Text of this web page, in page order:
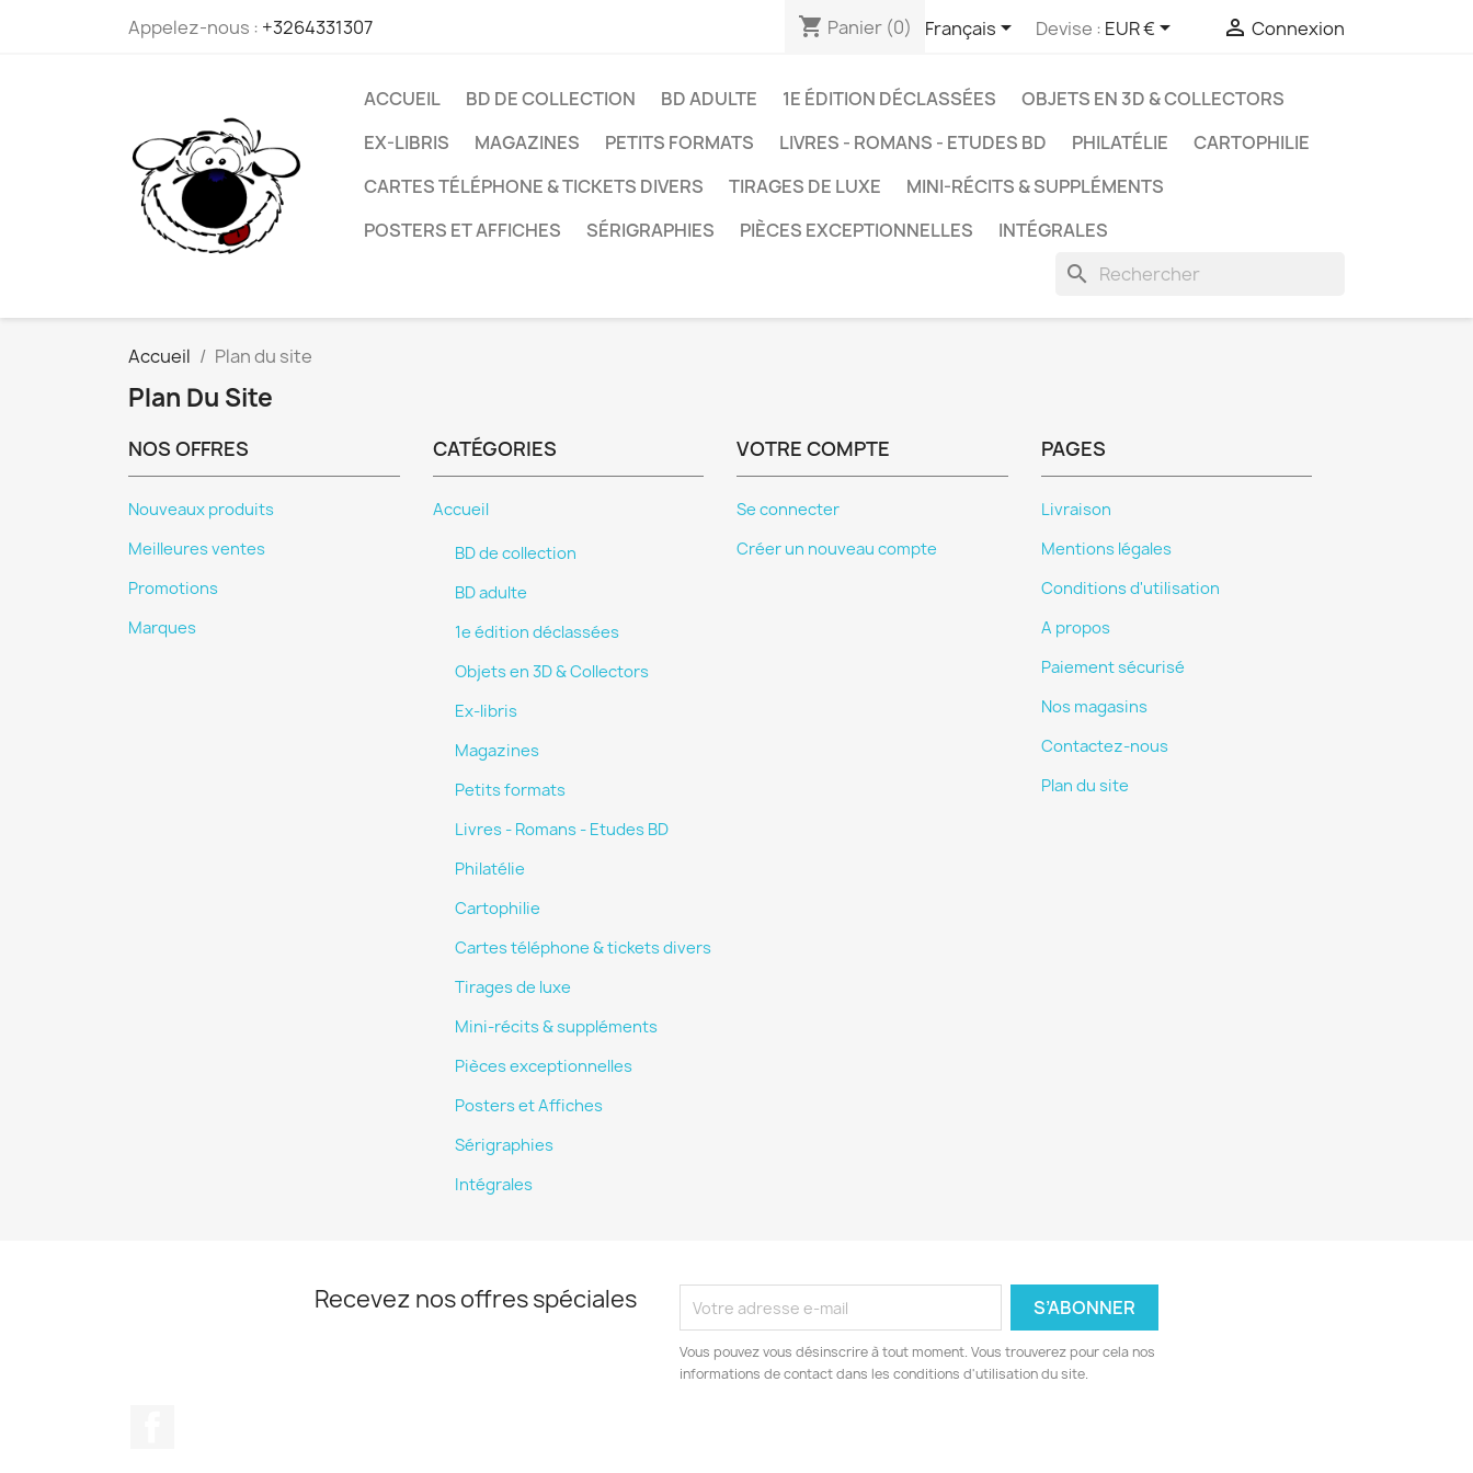
Appelez-nous : +3264331307 shopping_cart Panier (0) Français Devise : EUR €  Connexion
ACCUEIL BD DE COLLECTION BD ADULTE 1E ÉDITION DÉCLASSÉES
OBJETS EN 3D & COLLECTORS
EX-LIBRIS
MAGAZINES PETITS FORMATS LIVRES - ROMANS - ETUDES BD PHILATÉLIE
CARTOPHILIE
CARTES TÉLÉPHONE & TICKETS DIVERS
TIRAGES DE LUXE
MINI-RÉCITS & SUPPLÉMENTS
POSTERS ET AFFICHES
SÉRIGRAPHIES PIÈCES EXCEPTIONNELLES INTÉGRALES
search
Accueil Plan du site
Plan Du Site
NOS OFFRES
Nouveaux produits
Meilleures ventes
Promotions
Marques
CATÉGORIES
Accueil
BD de collection
BD adulte
1e édition déclassées
Objets en 3D & Collectors
Ex-libris
Magazines
Petits formats
Livres - Romans - Etudes BD
Philatélie
Cartophilie
Cartes téléphone & tickets divers
Tirages de luxe
Mini-récits & suppléments
Pièces exceptionnelles
Posters et Affiches
Sérigraphies
Intégrales
VOTRE COMPTE
Se connecter
Créer un nouveau compte
PAGES
Livraison
Mentions légales
Conditions d'utilisation
A propos
Paiement sécurisé
Nos magasins
Contactez-nous
Plan du site
Recevez nos offres spéciales
Vous pouvez vous désinscrire à tout moment. Vous trouverez pour cela nos
informations de contact dans les conditions d'utilisation du site.